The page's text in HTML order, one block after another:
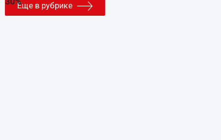
Еще в рубрике